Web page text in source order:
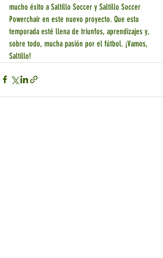
mucho éxito a Saltillo Soccer y Saltillo Soccer
Powerchair en este nuevo proyecto. Que esta
temporada esté llena de triunfos, aprendizajes y,
sobre todo, mucha pasión por el fútbol. ¡Vamos,
Saltillo!